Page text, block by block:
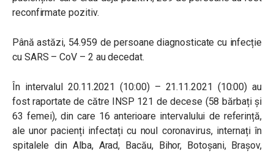
reconfirmate pozitiv.
Până astăzi, 54.959 de persoane diagnosticate cu infecție
cu SARS – CoV – 2 au decedat.
În intervalul 20.11.2021 (10:00) – 21.11.2021 (10:00) au
fost raportate de către INSP 121 de decese (58 bărbați și
63 femei), din care 16 anterioare intervalului de referință,
ale unor pacienți infectați cu noul coronavirus, internați în
spitalele din Alba, Arad, Bacău, Bihor, Botoșani, Brașov,